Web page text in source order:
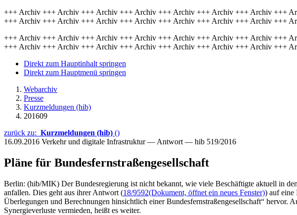
+++ Archiv +++ Archiv +++ Archiv +++ Archiv +++ Archiv +++ Archiv +++ Archiv +++
+++ Archiv +++ Archiv +++ Archiv +++ Archiv +++ Archiv +++ Archiv +++ Archiv +++
+++ Archiv +++ Archiv +++ Archiv +++ Archiv +++ Archiv +++ Archiv +++ Archiv +++
+++ Archiv +++ Archiv +++ Archiv +++ Archiv +++ Archiv +++ Archiv +++ Archiv +++
Direkt zum Hauptinhalt springen
Direkt zum Hauptmenü springen
Webarchiv
Presse
Kurzmeldungen (hib)
201609
zurück zu: Kurzmeldungen (hib) ()
16.09.2016 Verkehr und digitale Infrastruktur — Antwort — hib 519/2016
Pläne für Bundesfernstraßengesellschaft
Berlin: (hib/MIK) Der Bundesregierung ist nicht bekannt, wie viele Beschäftigte aktuell in
anfallen. Dies geht aus ihrer Antwort (18/9592(Dokument, öffnet ein neues Fenster)) auf
Überlegungen und Berechnungen hinsichtlich einer Bundesfernstraßengesellschaft“ hervor.
Synergieverluste vermieden, heißt es weiter.